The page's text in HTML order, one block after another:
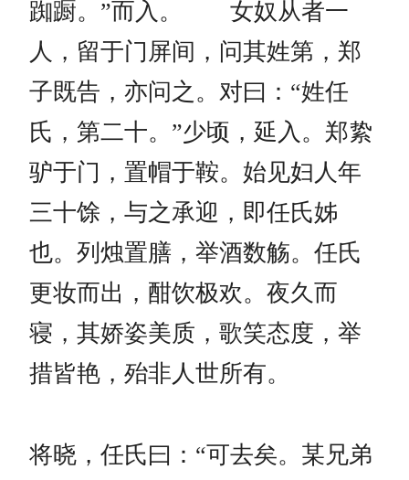
踟蹰。”而入。 女奴从者一
人，留于门屏间，问其姓第，郑
子既告，亦问之。对曰：“姓任
氏，第二十。”少顷，延入。郑絷
驴于门，置帽于鞍。始见妇人年
三十馀，与之承迎，即任氏姊
也。列烛置膳，举酒数觞。任氏
更妆而出，酣饮极欢。夜久而
寝，其娇姿美质，歌笑态度，举
措皆艳，殆非人世所有。
将晓，任氏曰：“可去矣。某兄弟